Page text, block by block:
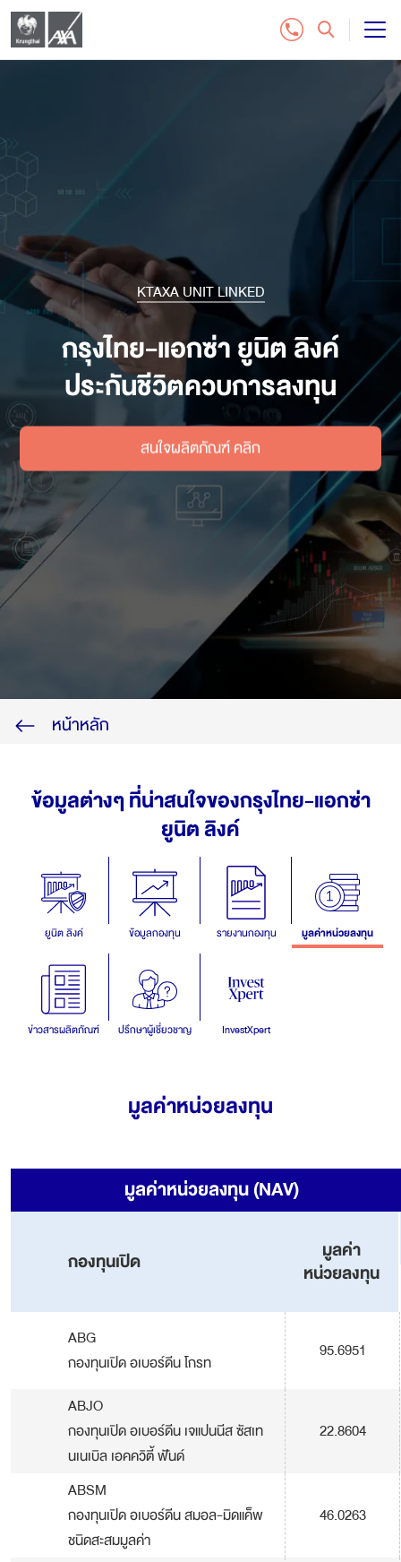
ติดต่อเรา
สำหรับฝ่ายจัดจำหน่าย
ซื้อประกันออนไลน์
โทร. 1159
EN
KTAXA UNIT LINKED
กรุงไทย-แอกซ่า ยูนิต ลิงค์
ประกันชีวิตควบการลงทุน
สนใจผลิตภัณฑ์ คลิก
หน้าหลัก
ข้อมูลต่างๆ ที่น่าสนใจของกรุงไทย-แอกซ่า
ยูนิต ลิงค์
ยูนิต ลิงค์ ข้อมูลกองทุน รายงานกองทุน มูลค่าหน่วยลงทุน
ข่าวสารผลิตภัณฑ์ ปรึกษาผู้เชี่ยวชาญ InvestXpert
มูลค่าหน่วยลงทุน
มูลค่าหน่วยลงทุน (NAV)
กองทุนเปิด
มูลค่า
หน่วยลงทุน
ABG
กองทุนเปิด อเบอร์ดีน โกรท
95.6951
ABJO
กองทุนเปิด อเบอร์ดีน เจแปนนีส ซัสเท
นเนเบิล เอคควิตี้ ฟันด์
22.8604
ABSM
กองทุนเปิด อเบอร์ดีน สมอล-มิดแค็พ
ชนิดสะสมมูลค่า
46.0263